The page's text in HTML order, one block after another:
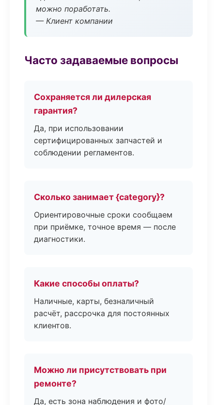
можно поработать.
— Клиент компании
Часто задаваемые вопросы
Сохраняется ли дилерская
гарантия?
Да, при использовании
сертифицированных запчастей и
соблюдении регламентов.
Сколько занимает {category}?
Ориентировочные сроки сообщаем
при приёмке, точное время — после
диагностики.
Какие способы оплаты?
Наличные, карты, безналичный
расчёт, рассрочка для постоянных
клиентов.
Можно ли присутствовать при
ремонте?
Да, есть зона наблюдения и фото/